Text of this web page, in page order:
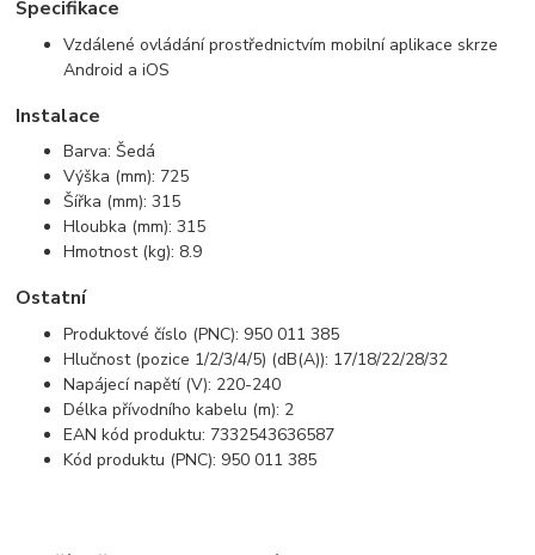
Specifikace
Vzdálené ovládání prostřednictvím mobilní aplikace skrze
Android a iOS
Instalace
Barva: Šedá
Výška (mm): 725
Šířka (mm): 315
Hloubka (mm): 315
Hmotnost (kg): 8.9
Ostatní
Produktové číslo (PNC): 950 011 385
Hlučnost (pozice 1/2/3/4/5) (dB(A)): 17/18/22/28/32
Napájecí napětí (V): 220-240
Délka přívodního kabelu (m): 2
EAN kód produktu: 7332543636587
Kód produktu (PNC): 950 011 385